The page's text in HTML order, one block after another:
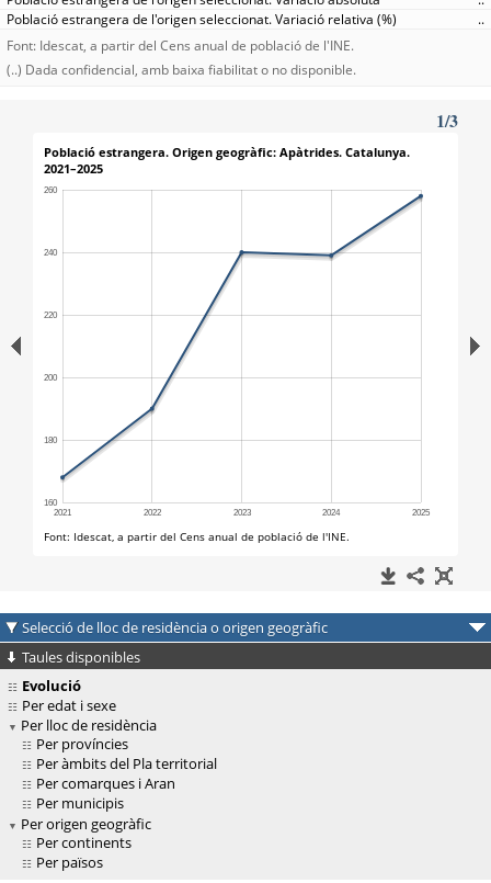
..
Font: Idescat, a partir del Cens anual de població de l'INE.
(..) Dada confidencial, amb baixa fiabilitat o no disponible.
Selecció de lloc de residència o origen geogràfic
Taules disponibles
Evolució
Per edat i sexe
Per lloc de residència
Per províncies
Per àmbits del Pla territorial
Per comarques i Aran
Per municipis
Per origen geogràfic
Per continents
Per països